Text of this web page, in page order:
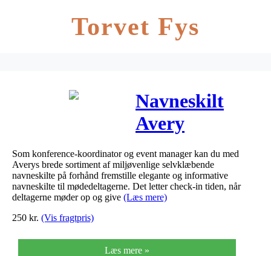
Torvet Fys
Navneskilt
Avery
selvklæbende
hvid
88,9x31mm
20ark/pak
Som konference-koordinator og event manager kan du med
Averys brede sortiment af miljøvenlige selvklæbende
navneskilte på forhånd fremstille elegante og informative
navneskilte til mødedeltagerne. Det letter check-in tiden, når
deltagerne møder op og give (Læs mere)
250 kr. (Vis fragtpris)
Læs mere »